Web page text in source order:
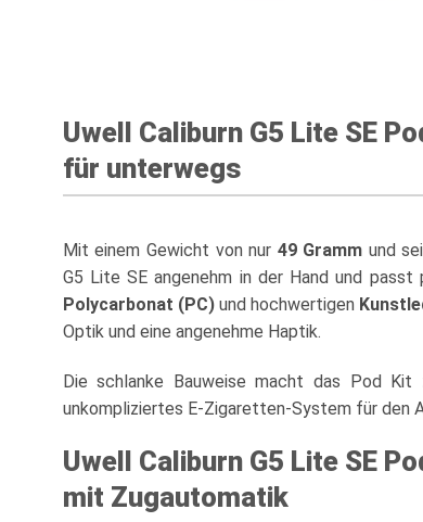
Uwell Caliburn G5 Lite SE
für unterwegs
Mit einem Gewicht von nur 49 Gramm und
G5 Lite SE angenehm in der Hand und
Polycarbonat (PC)und hochwertigen
Optik und eine angenehme Haptik.
Die schlanke Bauweise macht das Pod
unkompliziertes E-Zigaretten-System für den
Uwell Caliburn G5 Lite SE
mit Zugautomatik